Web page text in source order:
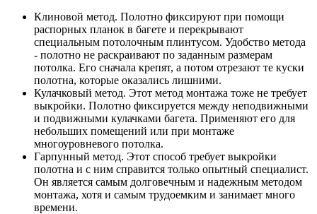
Клиновой метод. Полотно фиксируют при помощи
распорных планок в багете и перекрывают
специальным потолочным плинтусом. Удобство метода
- полотно не раскраивают по заданным размерам
потолка. Его сначала крепят, а потом отрезают те куски
полотна, которые оказались лишними.
Кулачковый метод. Этот метод монтажа тоже не требует
выкройки. Полотно фиксируется между неподвижными
и подвижными кулачками багета. Применяют его для
небольших помещений или при монтаже
многоуровневого потолка.
Гарпунный метод. Этот способ требует выкройки
полотна и с ним справится только опытный специалист.
Он является самым долговечным и надежным методом
монтажа, хотя и самым трудоемким и занимает много
времени.